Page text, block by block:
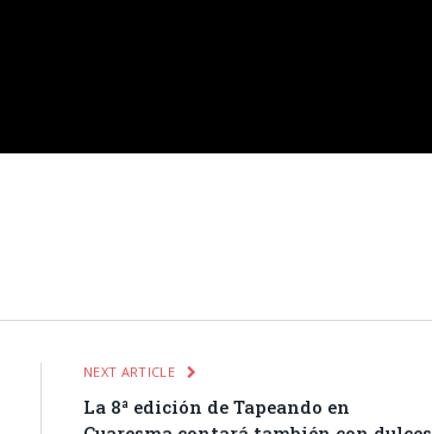
NEXT ARTICLE
La 8ª edición de Tapeando en